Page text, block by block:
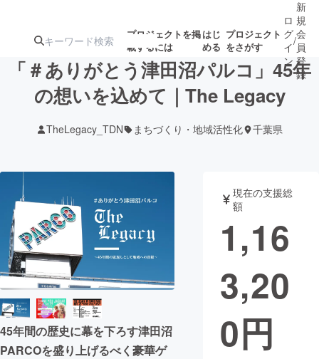
プロジェクトを掲
載するには
はじ
める
プロジェクト
をさがす
ジェクト
ターン
ジェクト
募集終了が近いプ
ロジェクト
もうすぐ公開
されます
音楽
テクノロジー・ガジェット ゲーム・サ
映像・映画
ビジネス・起業
まちづくり・地域活性化
ロ
グ
イ
ン
/
新
規
会
員
登
録
「＃ありがとう津田沼パルコ」45年
の想いを込めて｜The Legacy
TheLegacy_TDN まちづくり・地域活性化 千葉県
45年間の歴史に幕を下ろす津田沼
PARCOを盛り上げるべく豪華ゲ
現在の支援総
額
1,16
3,20
0円